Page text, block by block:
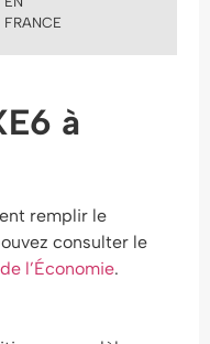
FRANCE
à
remplir le
consulter le
l’Économie.